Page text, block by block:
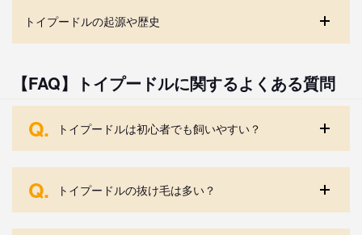
トイプードルの起源や歴史
【FAQ】トイプードルに関するよくある質問
Q. トイプードルは初心者でも飼いやすい？
Q. トイプードルの抜け毛は多い？